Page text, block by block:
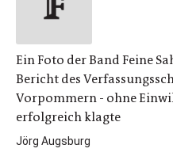
Ein Foto der Band Feine
Bericht des
Vorpommern - ohne
erfolgreich klagte
Jörg Augsburg